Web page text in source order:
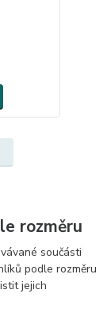
rozměru
součásti
podle rozměru
jejich